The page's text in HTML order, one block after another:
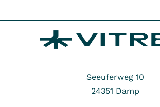
Seeuferweg 10
24351 Damp